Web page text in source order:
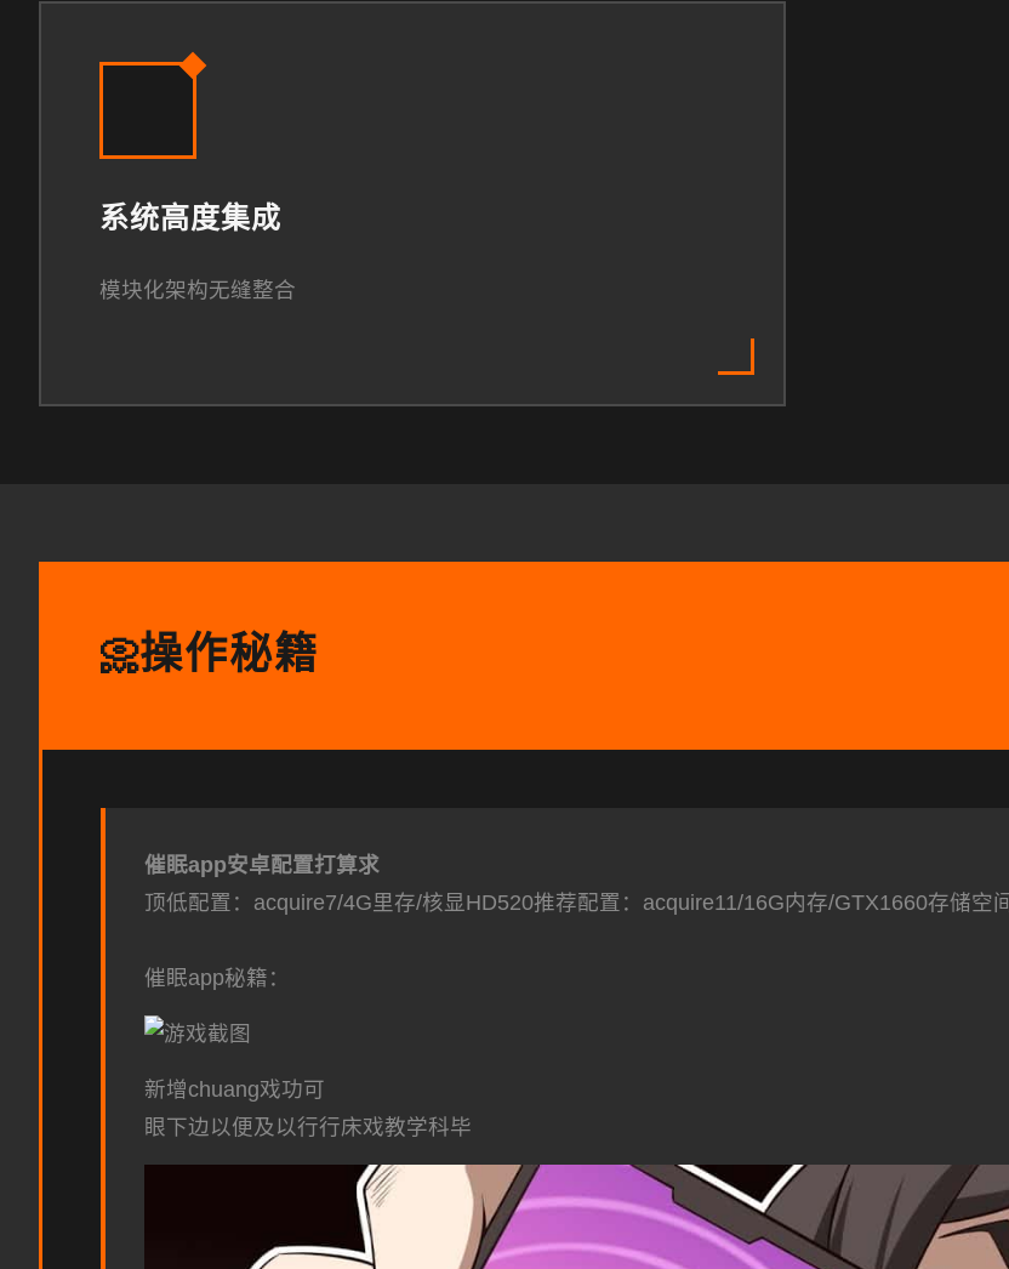
系统高度集成
模块化架构无缝整合
📀操作秘籍
催眠app安卓配置打算求
​顶低配置​ ​：acquire7/4G里存/核显HD520​推荐配置​ ​：acquire11/16G内存/GTX1660​存储空间​
催眠app秘籍：
新增chuang戏功可
眼下边以便及以行行床戏教学科毕